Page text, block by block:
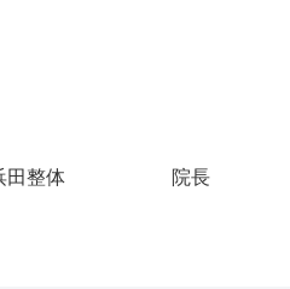
整体 院長